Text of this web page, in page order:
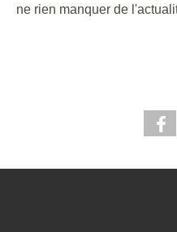
ne rien manquer de